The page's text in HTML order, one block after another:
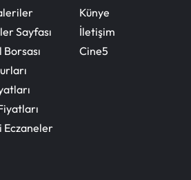
Karaman
Kırıkkale
Sayfası
Eczaneler
Künye
İletişim
Cine5